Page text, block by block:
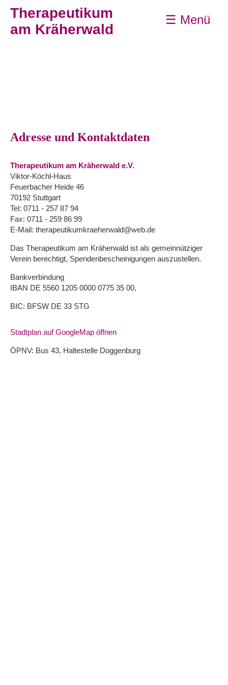
Therapeutikum
am Kräherwald
☰ Menü
Adresse und Kontaktdaten
Therapeutikum am Kräherwald e.V.
Viktor-Köchl-Haus
Feuerbacher Heide 46
70192 Stuttgart
Tel: 0711 - 257 87 94
Fax: 0711 - 259 86 99
E-Mail: therapeutikumkraeherwald@web.de
Das Therapeutikum am Kräherwald ist als gemeinnütziger
Verein berechtigt, Spendenbescheinigungen auszustellen.
Bankverbindung
IBAN DE 5560 1205 0000 0775 35 00,
BIC: BFSW DE 33 STG
Stadtplan auf GoogleMap öffnen
ÖPNV: Bus 43, Haltestelle Doggenburg